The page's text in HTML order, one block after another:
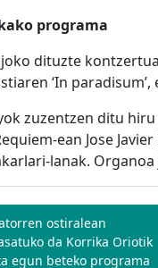
programa
dituzte
‘In paradisum’,
zuzentzen ditu
ean Jose
lanak. Organoa
ostiralean
da Korrika Oriotik
egun beteko programa